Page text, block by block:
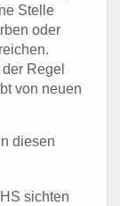
Stelle
oder
Regel
von neuen
diesen
sichten